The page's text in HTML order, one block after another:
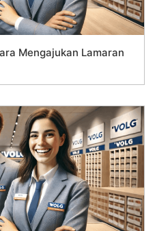
Mengajukan Lamaran